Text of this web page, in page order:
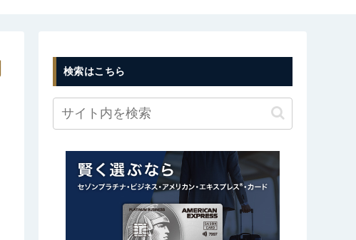
検索はこちら